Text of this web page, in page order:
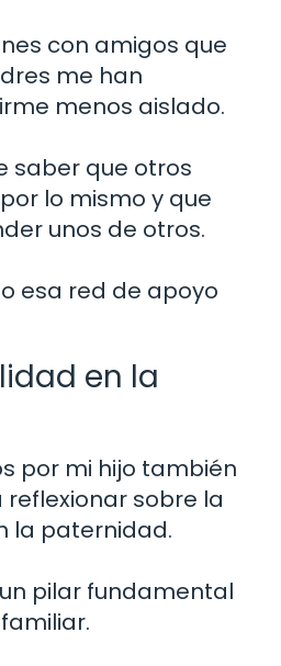
con amigos que
me han
menos aislado.
saber que otros
lo mismo y que
unos de otros.
esa red de apoyo
en la
por mi hijo también
sobre la
la paternidad.
pilar fundamental